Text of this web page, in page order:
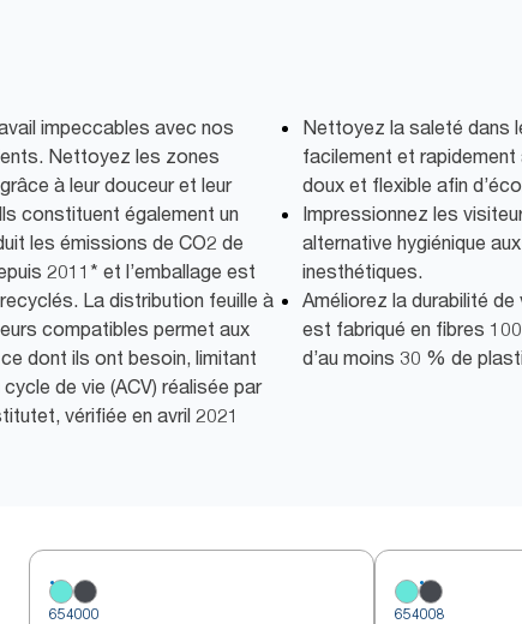
impeccables avec nos
Nettoyez les zones
à leur douceur et leur
constituent également un
les émissions de CO2 de
2011* et l’emballage est
La distribution feuille à
compatibles permet aux
dont ils ont besoin, limitant
de vie (ACV) réalisée par
vérifiée en avril 2021
Nettoyez la saleté dans
facilement et
doux et flexible afin
Impressionnez les
alternative hygiénique
inesthétiques.
Améliorez la durabilité
est fabriqué en fibres
d’au moins 30 % de
654000 654008